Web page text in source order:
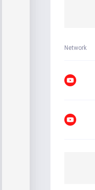
Network